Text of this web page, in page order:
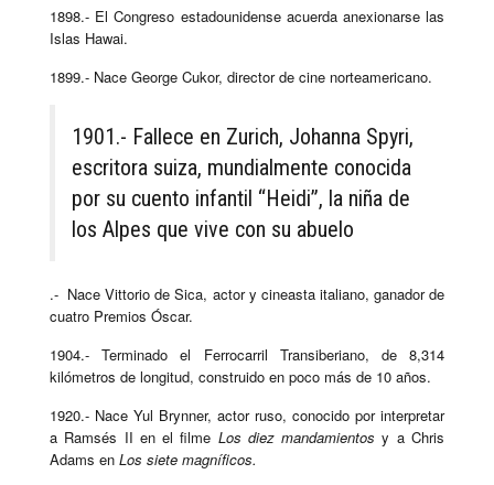
1898.- El Congreso estadounidense acuerda anexionarse las
Islas Hawai.
1899.- Nace George Cukor, director de cine norteamericano.
1901.- Fallece en Zurich, Johanna Spyri,
escritora suiza, mundialmente conocida
por su cuento infantil “Heidi”, la niña de
los Alpes que vive con su abuelo
.- Nace Vittorio de Sica, actor y cineasta italiano, ganador de
cuatro Premios Óscar.
1904.- Terminado el Ferrocarril Transiberiano, de 8,314
kilómetros de longitud, construido en poco más de 10 años.
1920.- Nace Yul Brynner, actor ruso, conocido por interpretar
a Ramsés II en el filme Los diez mandamientos y a Chris
Adams en Los siete magníficos.